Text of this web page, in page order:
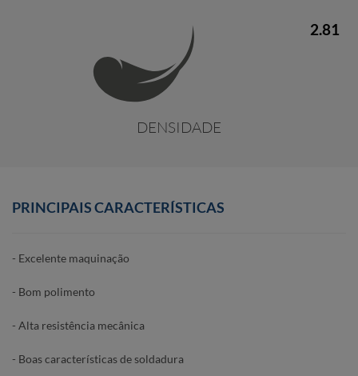
2.81
DENSIDADE
PRINCIPAIS CARACTERÍSTICAS
- Excelente maquinação
- Bom polimento
- Alta resistência mecânica
- Boas características de soldadura